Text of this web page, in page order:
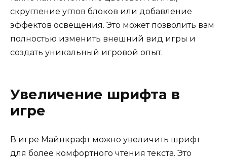
скругление углов блоков или добавление
эффектов освещения. Это может позволить вам
полностью изменить внешний вид игры и
создать уникальный игровой опыт.
Увеличение шрифта в
игре
В игре Майнкрафт можно увеличить шрифт
для более комфортного чтения текста. Это